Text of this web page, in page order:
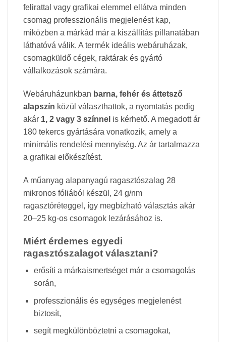
felirattal vagy grafikai elemmel ellátva minden
csomag professzionális megjelenést kap,
miközben a márkád már a kiszállítás pillanatában
láthatóvá válik. A termék ideális webáruházak,
csomagküldő cégek, raktárak és gyártó
vállalkozások számára.
Webáruházunkban barna, fehér és áttetsző
alapszín közül választhattok, a nyomtatás pedig
akár 1, 2 vagy 3 színnel is kérhető. A megadott ár
180 tekercs gyártására vonatkozik, amely a
minimális rendelési mennyiség. Az ár tartalmazza
a grafikai előkészítést.
A műanyag alapanyagú ragasztószalag 28
mikronos fóliából készül, 24 g/nm
ragasztóréteggel, így megbízható választás akár
20–25 kg-os csomagok lezárásához is.
Miért érdemes egyedi
ragasztószalagot választani?
erősíti a márkaismertséget már a csomagolás
során,
professzionális és egységes megjelenést
biztosít,
segít megkülönböztetni a csomagokat,